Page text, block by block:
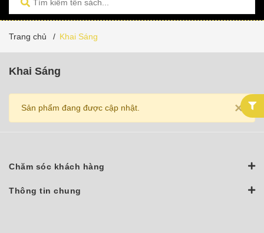
Trang chủ / Khai Sáng
Khai Sáng
×
Sản phẩm đang được cập nhật.
Chăm sóc khách hàng
Thông tin chung